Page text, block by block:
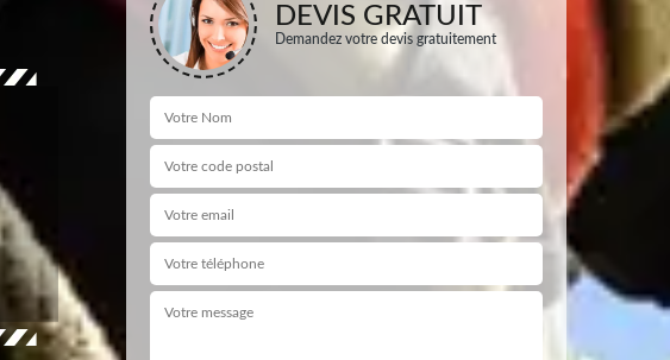
DEVIS GRATUIT
Demandez votre devis gratuitement